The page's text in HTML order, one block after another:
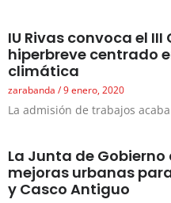
IU Rivas convoca el
hiperbreve centrado
climática
zarabanda 9 enero, 2020
La admisión de trabajos
La Junta de
mejoras urbanas
y Casco Antiguo